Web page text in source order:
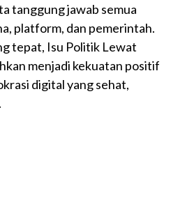
tanggung jawab semua
platform, dan pemerintah.
tepat, Isu Politik Lewat
menjadi kekuatan positif
digital yang sehat,